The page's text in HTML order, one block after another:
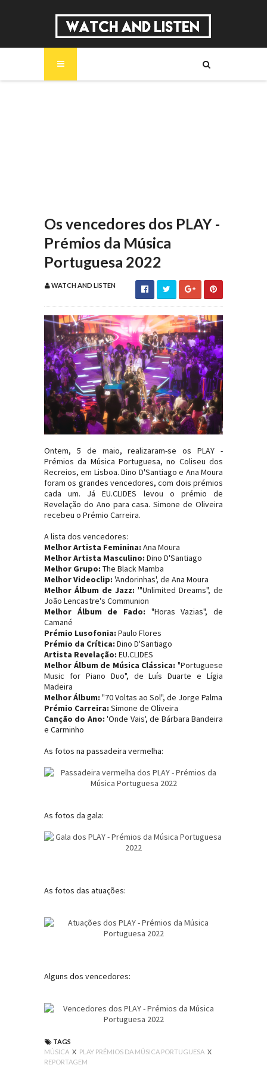
Os vencedores dos PLAY -
Prémios da Música
Portuguesa 2022
WATCH AND LISTEN
Ontem, 5 de maio, realizaram-se os PLAY -
Prémios da Música Portuguesa, no Coliseu dos
Recreios, em Lisboa. Dino D'Santiago e Ana Moura
foram os grandes vencedores, com dois prémios
cada um. Já EU.CLIDES levou o prémio de
Revelação do Ano para casa. Simone de Oliveira
recebeu o Prémio Carreira.
A lista dos vencedores:
Melhor Artista Feminina: Ana Moura
Melhor Artista Masculino: Dino D'Santiago
Melhor Grupo: The Black Mamba
Melhor Videoclip: 'Andorinhas', de Ana Moura
Melhor Álbum de Jazz: '"Unlimited Dreams", de
João Lencastre's Communion
Melhor Álbum de Fado: "Horas Vazias", de
Camané
Prémio Lusofonia: Paulo Flores
Prémio da Crítica: Dino D'Santiago
Artista Revelação: EU.CLIDES
Melhor Álbum de Música Clássica: "Portuguese
Music for Piano Duo", de Luís Duarte e Lígia
Madeira
Melhor Álbum: "70 Voltas ao Sol", de Jorge Palma
Prémio Carreira: Simone de Oliveira
Canção do Ano: 'Onde Vais', de Bárbara Bandeira
e Carminho
As fotos na passadeira vermelha:
As fotos da gala:
As fotos das atuações:
Alguns dos vencedores:
TAGS
MÚSICA X PLAY PRÉMIOS DA MÚSICA PORTUGUESA X
REPORTAGEM